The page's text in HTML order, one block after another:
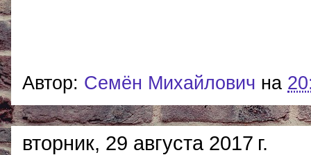
Автор: Cемён Михайлович на
вторник, 29 августа 2017 г.